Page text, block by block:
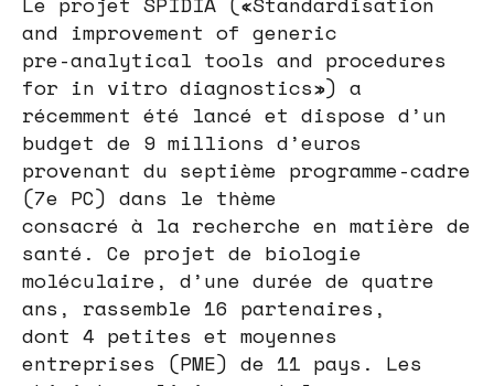
and improvement of generic
pre-analytical tools and procedures
for in vitro diagnostics») a
récemment été lancé et dispose d’un
budget de 9 millions d’euros
provenant du septième programme-cadre
(7e PC) dans le thème
consacré à la recherche en matière de
santé. Ce projet de biologie
moléculaire, d’une durée de quatre
ans, rassemble 16 partenaires,
dont 4 petites et moyennes
entreprises (PME) de 11 pays. Les